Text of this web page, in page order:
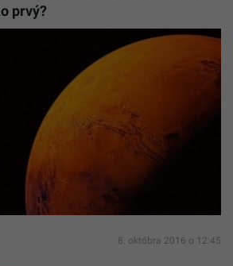
prvý?
8. októbra 2016 o 12:45